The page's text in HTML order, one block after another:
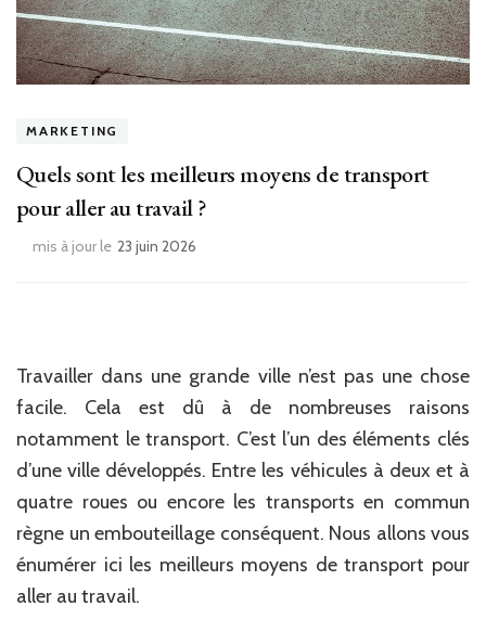
MARKETING
Quels sont les meilleurs moyens de transport
pour aller au travail ?
mis à jour le 23 juin 2026
Travailler dans une grande ville n’est pas une chose
facile. Cela est dû à de nombreuses raisons
notamment le transport. C’est l’un des éléments clés
d’une ville développés. Entre les véhicules à deux et à
quatre roues ou encore les transports en commun
règne un embouteillage conséquent. Nous allons vous
énumérer ici les meilleurs moyens de transport pour
aller au travail.